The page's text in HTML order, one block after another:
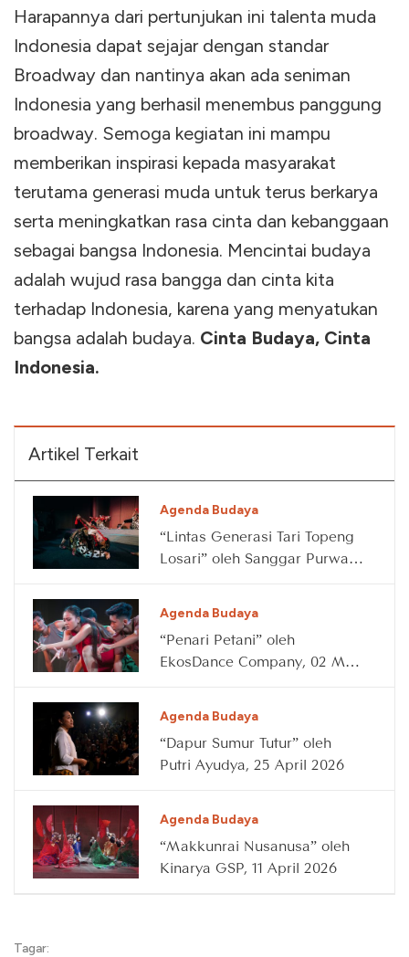
Harapannya dari pertunjukan ini talenta muda
Indonesia dapat sejajar dengan standar
Broadway dan nantinya akan ada seniman
Indonesia yang berhasil menembus panggung
broadway. Semoga kegiatan ini mampu
memberikan inspirasi kepada masyarakat
terutama generasi muda untuk terus berkarya
serta meningkatkan rasa cinta dan kebanggaan
sebagai bangsa Indonesia. Mencintai budaya
adalah wujud rasa bangga dan cinta kita
terhadap Indonesia, karena yang menyatukan
bangsa adalah budaya. Cinta Budaya, Cinta
Indonesia.
Artikel Terkait
Agenda Budaya
“Lintas Generasi Tari Topeng
Losari” oleh Sanggar Purwa
Agenda Budaya
“Penari Petani” oleh
EkosDance Company, 02 May
Agenda Budaya
“Dapur Sumur Tutur” oleh
Putri Ayudya, 25 April 2026
Agenda Budaya
“Makkunrai Nusanusa” oleh
Kinarya GSP, 11 April 2026
Tagar: